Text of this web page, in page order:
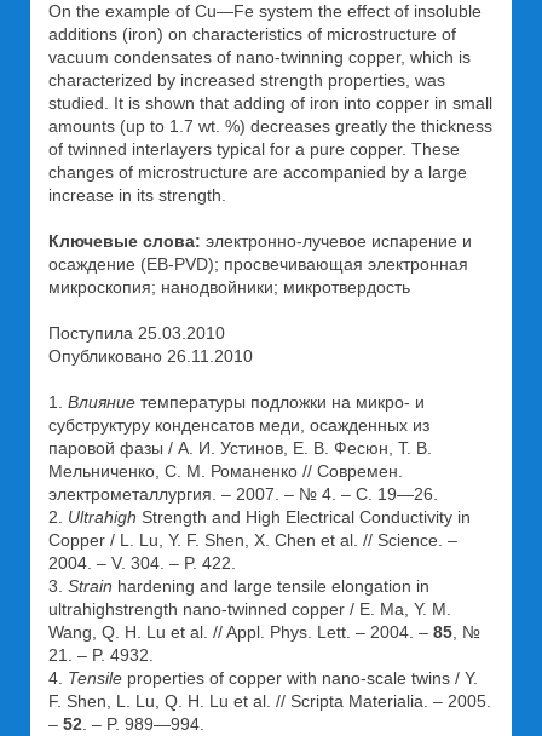
On the example of Cu—Fe system the effect of insoluble
additions (iron) on characteristics of microstructure of
vacuum condensates of nano-twinning copper, which is
characterized by increased strength properties, was
studied. It is shown that adding of iron into copper in small
amounts (up to 1.7 wt. %) decreases greatly the thickness
of twinned interlayers typical for a pure copper. These
changes of microstructure are accompanied by a large
increase in its strength.
Ключевые слова: электронно-лучевое испарение и
осаждение (EB-PVD); просвечивающая электронная
микроскопия; нанодвойники; микротвердость
Поступила 25.03.2010
Опубликовано 26.11.2010
1. Влияние температуры подложки на микро- и
субструктуру конденсатов меди, осажденных из
паровой фазы / А. И. Устинов, Е. В. Фесюн, Т. В.
Мельниченко, С. М. Романенко // Современ.
электрометаллургия. – 2007. – № 4. – С. 19—26.
2. Ultrahigh Strength and High Electrical Conductivity in
Copper / L. Lu, Y. F. Shen, X. Chen et al. // Science. –
2004. – V. 304. – P. 422.
3. Strain hardening and large tensile elongation in
ultrahighstrength nano-twinned copper / E. Ma, Y. M.
Wang, Q. H. Lu et al. // Appl. Phys. Lett. – 2004. – 85 , №
21. – P. 4932.
4. Tensile properties of copper with nano-scale twins / Y.
F. Shen, L. Lu, Q. H. Lu et al. // Scripta Materialia. – 2005.
– 52 . – P. 989—994.